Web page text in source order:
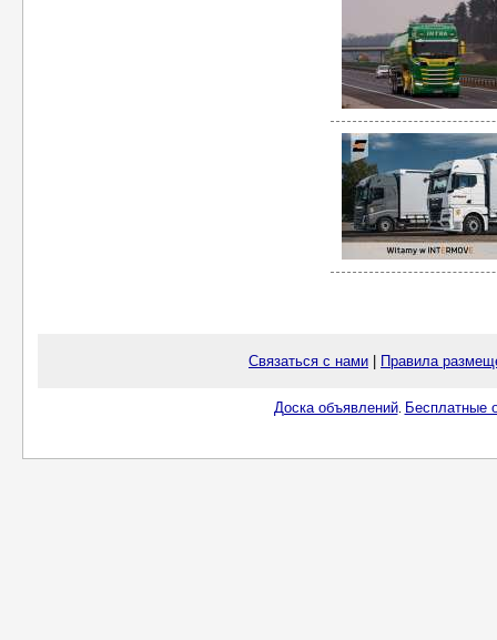
Связаться с нами Правила
Доска объявлений. Бесплатные